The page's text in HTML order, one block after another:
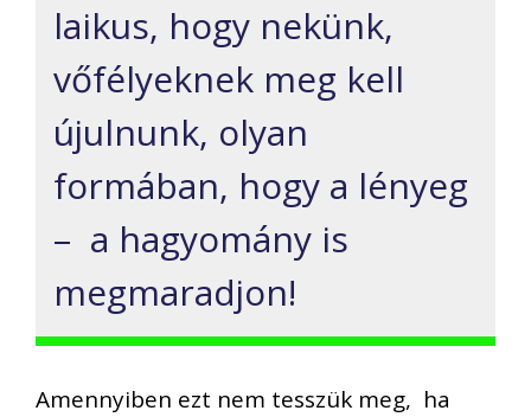
laikus, hogy nekünk,
vőfélyeknek meg kell
újulnunk, olyan
formában, hogy a lényeg
– a hagyomány is
megmaradjon!
Amennyiben ezt nem tesszük meg, ha